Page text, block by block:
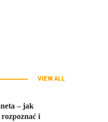
VIEW ALL
– jak
i